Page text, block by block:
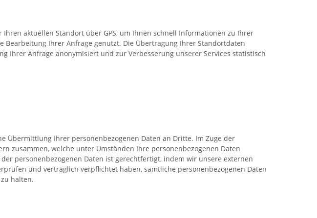
aktuellen Standort über GPS, um Ihnen schnell Informationen zu Ihrer
Ihrer Anfrage genutzt. Die Übertragung Ihrer Standortdaten
Ihrer Anfrage anonymisiert und zur Verbesserung unserer Services statistisch
Übermittlung Ihrer personenbezogenen Daten an Dritte. Im Zuge der
zusammen, welche unter Umständen Ihre personenbezogenen Daten
personenbezogenen Daten ist gerechtfertigt, indem wir unsere externen
und vertraglich verpflichtet haben, sämtliche personenbezogenen Daten
halten.